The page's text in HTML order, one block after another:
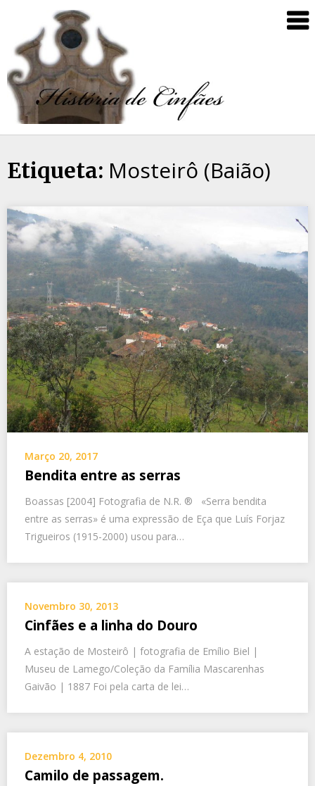
Etiqueta: Mosteirô (Baião)
Março 20, 2017
Bendita entre as serras
Boassas [2004] Fotografia de N.R. ® «Serra bendita
entre as serras» é uma expressão de Eça que Luís Forjaz
Trigueiros (1915-2000) usou para…
Novembro 30, 2013
Cinfães e a linha do Douro
A estação de Mosteirô | fotografia de Emílio Biel |
Museu de Lamego/Coleção da Família Mascarenhas
Gaivão | 1887 Foi pela carta de lei…
Dezembro 4, 2010
Camilo de passagem.